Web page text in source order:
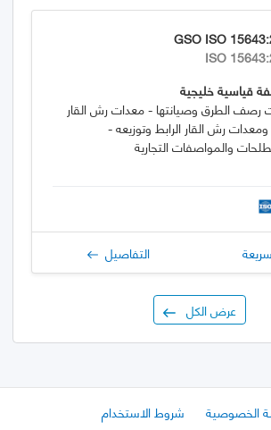
GSO ISO
ISO
قياسية خليجية
رصف الطرق وصيانتها - معدات رش القار
ومعدات رش القار الرابط وتوزيعه -
والمواصفات التجارية
التفاصيل
عرض الكل
الخصوصية شروط الاستخدام